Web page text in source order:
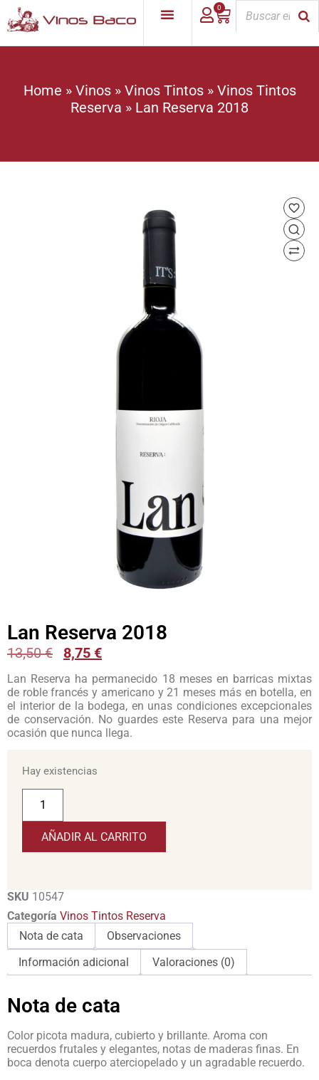
0
Home » Vinos» Vinos Tintos» Vinos Tintos
Reserva » Lan Reserva 2018
Lan Reserva 2018
13,50€ 8,75 €
Lan Reserva ha permanecido 18 meses en barricas mixtas
de roble francés y americano y 21 meses más en botella, en
el interior de la bodega, en unas condiciones excepcionales
de conservación. No guardes este Reserva para una mejor
ocasión que nunca llega.
Hay existencias
AÑADIR AL CARRITO
SKU 10547
Categoría Vinos Tintos Reserva
Nota de cata
Observaciones
Información adicional
Valoraciones (0)
Nota de cata
Color picota madura, cubierto y brillante. Aroma con
recuerdos frutales y elegantes, notas de maderas finas. En
boca denota cuerpo aterciopelado y un agradable recuerdo.